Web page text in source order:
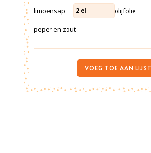
limoensap 2 el olijfolie
peper en zout
VOEG TOE AAN LIJST